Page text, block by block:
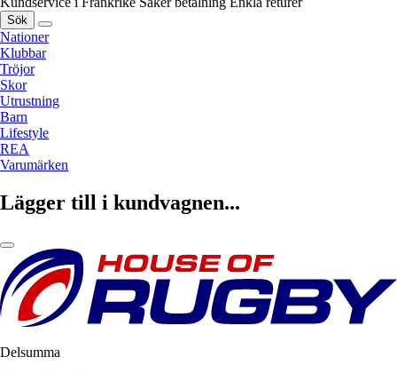
Sök
Nationer
Klubbar
Tröjor
Skor
Utrustning
Barn
Lifestyle
REA
Varumärken
Lägger till i kundvagnen...
Delsumma